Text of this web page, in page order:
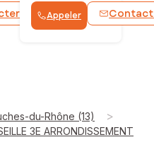
WhatsApp
Appeler
du-Rhône (13) >
3E ARRONDISSEMENT